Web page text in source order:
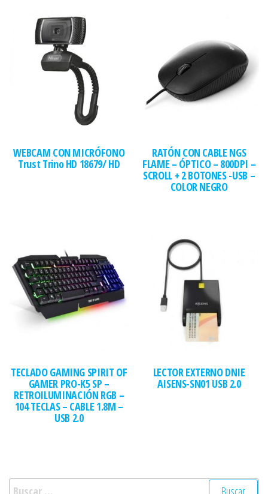
WEBCAM CON MICRÓFONO
Trust Trino HD 18679/ HD
RATÓN CON CABLE NGS
FLAME – ÓPTICO – 800DPI –
SCROLL + 2 BOTONES -USB –
COLOR NEGRO
TECLADO GAMING SPIRIT OF
GAMER PRO-K5 SP –
RETROILUMINACIÓN RGB –
104 TECLAS – CABLE 1.8M –
USB 2.0
LECTOR EXTERNO DNIE
AISENS-SN01 USB 2.0
Buscar: